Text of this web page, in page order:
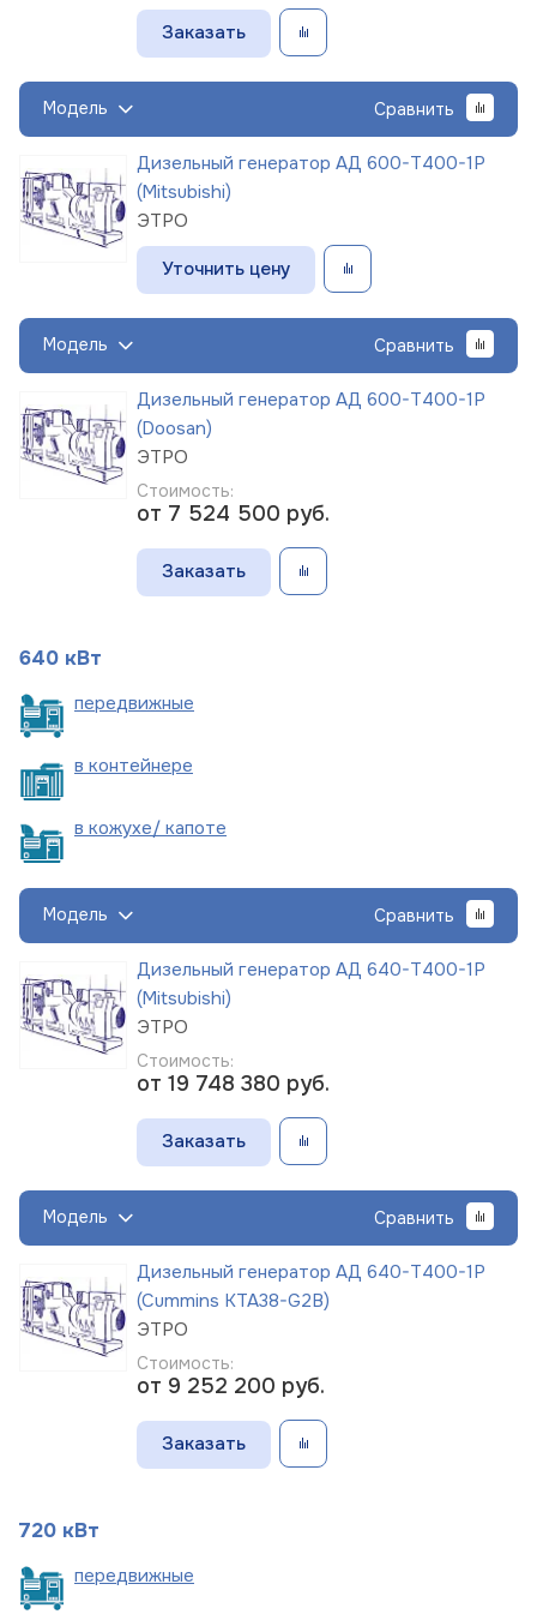
Заказать
Модель Сравнить
Дизельный генератор АД 600-Т400-1Р
(Mitsubishi)
ЭТРО
Уточнить цену
Модель Сравнить
Дизельный генератор АД 600-Т400-1Р
(Doosan)
ЭТРО
Стоимость:
от 7 524 500 руб.
Заказать
640 кВт
передвижные
в контейнере
в кожухе/ капоте
Модель Сравнить
Дизельный генератор АД 640-Т400-1Р
(Mitsubishi)
ЭТРО
Стоимость:
от 19 748 380 руб.
Заказать
Модель Сравнить
Дизельный генератор АД 640-Т400-1Р
(Cummins KTA38-G2B)
ЭТРО
Стоимость:
от 9 252 200 руб.
Заказать
720 кВт
передвижные